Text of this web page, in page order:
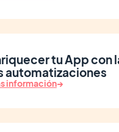
tu App con
automatizaciones
información→